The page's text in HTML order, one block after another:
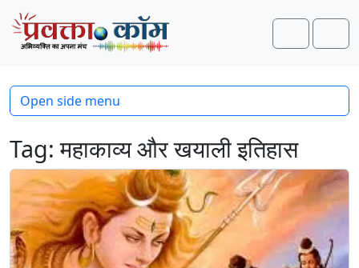
Skip to content
Skip to footer
Search
Tag:महाकाव्य और खयाली इतिहास
Open side menu